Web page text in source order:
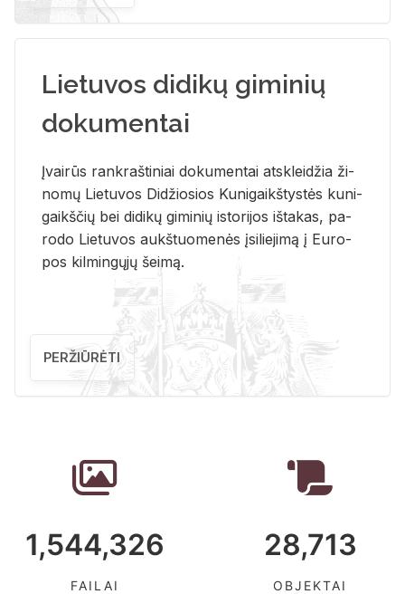
Lietuvos didikų giminių
dokumentai
Įvai­rūs rank­raš­ti­niai do­ku­men­tai at­sklei­džia ži­
no­mų Lie­tu­vos Di­džio­sios Ku­ni­gaikš­tys­tės ku­ni­
gaikš­čių bei di­di­kų gi­mi­nių is­to­ri­jos iš­ta­kas, pa­
ro­do Lie­tu­vos aukš­tuo­me­nės įsi­lie­ji­mą į Eu­ro­
pos kil­min­gų­jų šei­mą.
PERŽIŪRĖTI
1,544,326
FAILAI
28,713
OBJEKTAI